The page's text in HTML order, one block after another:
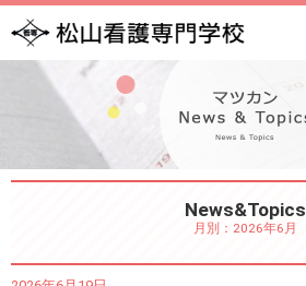
News&Topics
月別：2026年6月